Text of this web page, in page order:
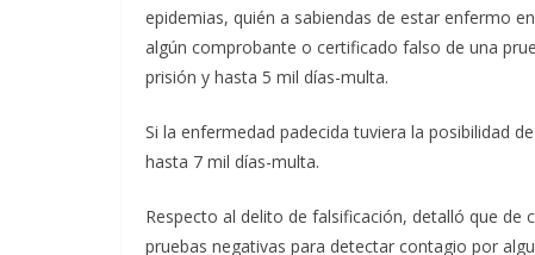
epidemias, quién a sabiendas de estar enfermo
algún comprobante o certificado falso de una
prisión y hasta 5 mil días-multa.
Si la enfermedad padecida tuviera la posibilidad
hasta 7 mil días-multa.
Respecto al delito de falsificación, detalló que
pruebas negativas para detectar contagio por